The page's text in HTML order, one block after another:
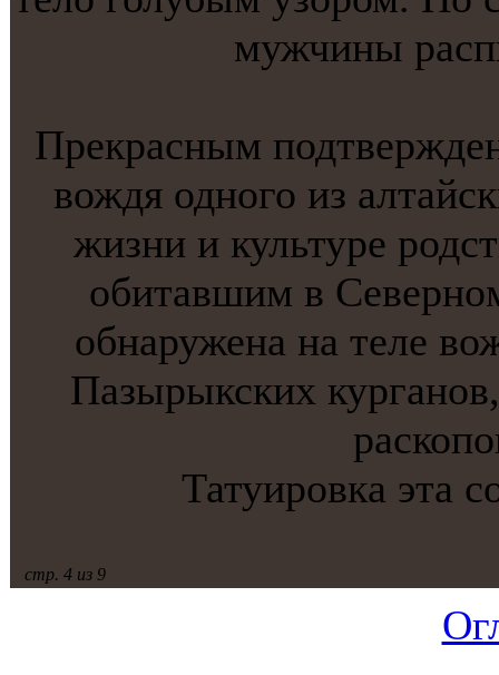
мужчины
Прекрасным
вождя однoго из
жизни и культуре
обитaвшим в
обнаружена на теле
Пазырыкских
Татуировкa этa
стр. 4 из 9